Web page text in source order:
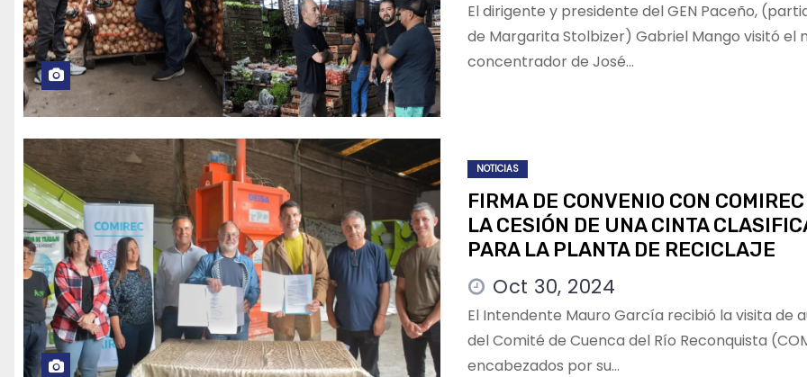
El dirigente y presidente del GEN Paceño,
de Margarita Stolbizer) Gabriel Mango visitó el
concentrador de José…
NOTICIAS
FIRMA DE CONVENIO CON
LA CESIÓN DE UNA CINTA
PARA LA PLANTA DE RECICLAJE
Oct 30, 2024
El Intendente Mauro García recibió la visita de
del Comité de Cuenca del Río Reconquista
encabezados por su…